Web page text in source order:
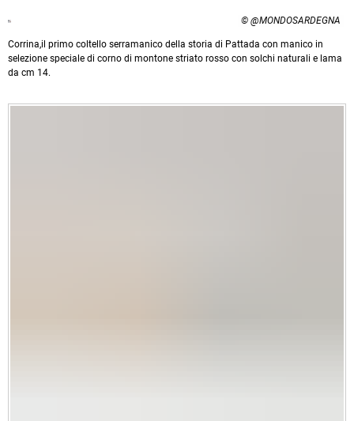
© @MONDOSARDEGNA
Corrina,il primo coltello serramanico della storia di Pattada con manico in
selezione speciale di corno di montone striato rosso con solchi naturali e lama
da cm 14.